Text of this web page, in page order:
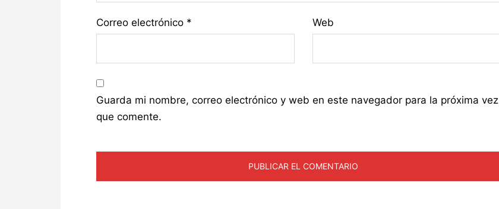
Correo electrónico * Web
Guarda mi nombre, correo electrónico y web en este navegador para la próxima vez
que comente.